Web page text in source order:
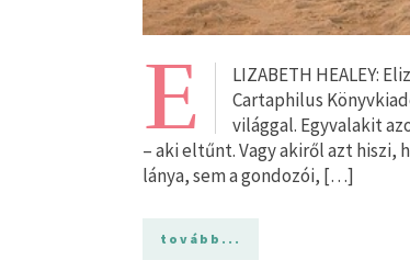
E
LIZABETH HEALEY:
Cartaphilus
világgal. Egyvalakit
– aki eltűnt. Vagy akiről azt hiszi,
lánya, sem a gondozói, […]
tovább...